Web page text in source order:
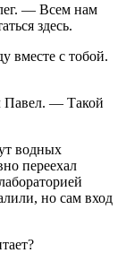
— Всем нам
здесь.
с тобой.
Павел. — Такой
водных
переехал
но сам вход